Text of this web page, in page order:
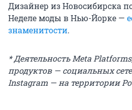
Дизайнер из Новосибирска
Неделе моды в Нью-Йорке —
знаменитости.
* Деятельность Meta
продуктов — социальных
Instagram — на территории